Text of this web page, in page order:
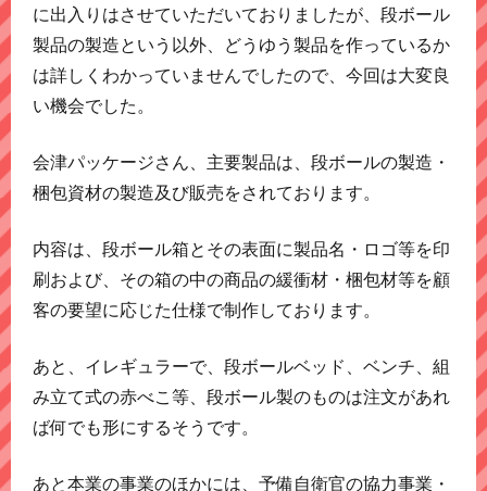
に出入りはさせていただいておりましたが、段ボール
製品の製造という以外、どうゆう製品を作っているか
は詳しくわかっていませんでしたので、今回は大変良
い機会でした。
会津パッケージさん、主要製品は、段ボールの製造・
梱包資材の製造及び販売をされております。
内容は、段ボール箱とその表面に製品名・ロゴ等を印
刷および、その箱の中の商品の緩衝材・梱包材等を顧
客の要望に応じた仕様で制作しております。
あと、イレギュラーで、段ボールベッド、ベンチ、組
み立て式の赤べこ等、段ボール製のものは注文があれ
ば何でも形にするそうです。
あと本業の事業のほかには、予備自衛官の協力事業・